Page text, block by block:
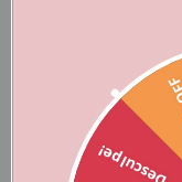
Desculpe!